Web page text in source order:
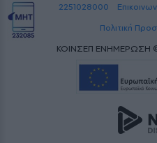
2251028000
Πολιτική
ΚΟΙΝΣΕΠ ΕΝΗΜΕΡΩΣΗ ©